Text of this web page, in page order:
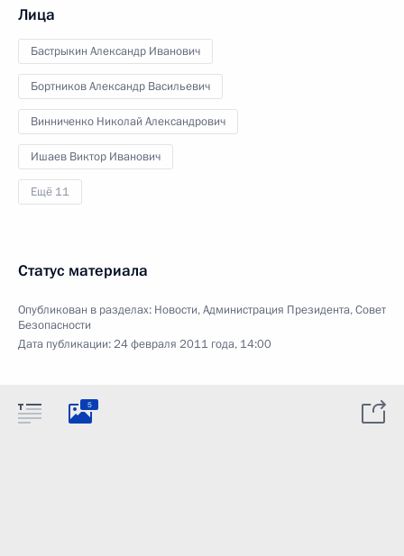
Лица
Бастрыкин Александр Иванович
Бортников Александр Васильевич
Винниченко Николай Александрович
Ишаев Виктор Иванович
Ещё 11
Статус материала
Опубликован в разделах: Новости,Администрация Президента,Совет
Безопасности
Дата публикации:24 февраля 2011 года, 14:00
5